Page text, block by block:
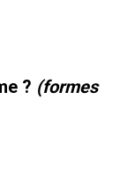
? (formes